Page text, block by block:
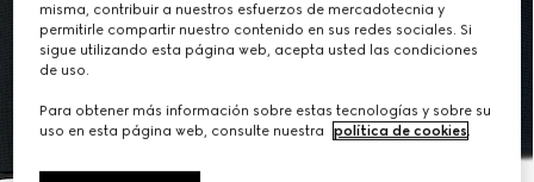
misma, contribuir a nuestros esfuerzos de mercadotecnia y
permitirle compartir nuestro contenido en sus redes sociales. Si
sigue utilizando esta página web, acepta usted las condiciones
de uso.
Para obtener más información sobre estas tecnologías y sobre su
uso en esta página web, consulte nuestra
política de cookies.